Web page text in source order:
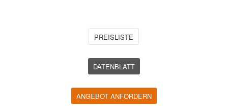
PREISLISTE
DATENBLATT
ANGEBOT ANFORDERN